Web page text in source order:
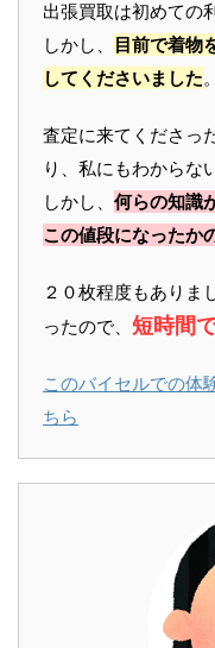
出張買取は初めての
しかし、
目前で着物
してくださいました。
査定に来てくださっ
り、私にもわからな
しかし、 何らの知識
この値段になったか
２０枚程度もありま
ったので、 短時間
このバイセルでの体
ちら